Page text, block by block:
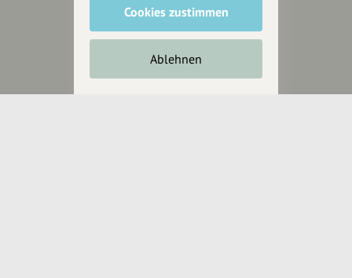
Cookies zustimmen
Ablehnen